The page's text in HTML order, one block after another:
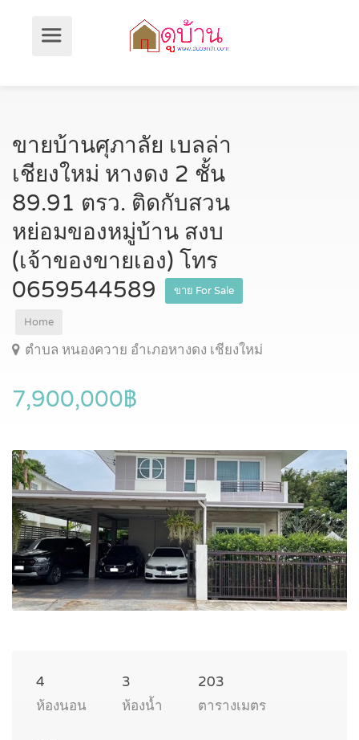
ขายบ้านศุภาลัย เบลล่า
เชียงใหม่ หางดง 2 ชั้น
89.91 ตรว. ติดกับสวน
หย่อมของหมู่บ้าน สงบ
(เจ้าของขายเอง) โทร
0659544589
ขาย For Sale
Home
ตำบล หนองควาย อำเภอหางดง เชียงใหม่
7,900,000฿
4
ห้องนอน
3
ห้องน้ำ
203
ตารางเมตร